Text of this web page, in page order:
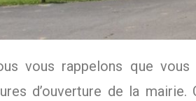
vous rappelons que
d’ouverture de la